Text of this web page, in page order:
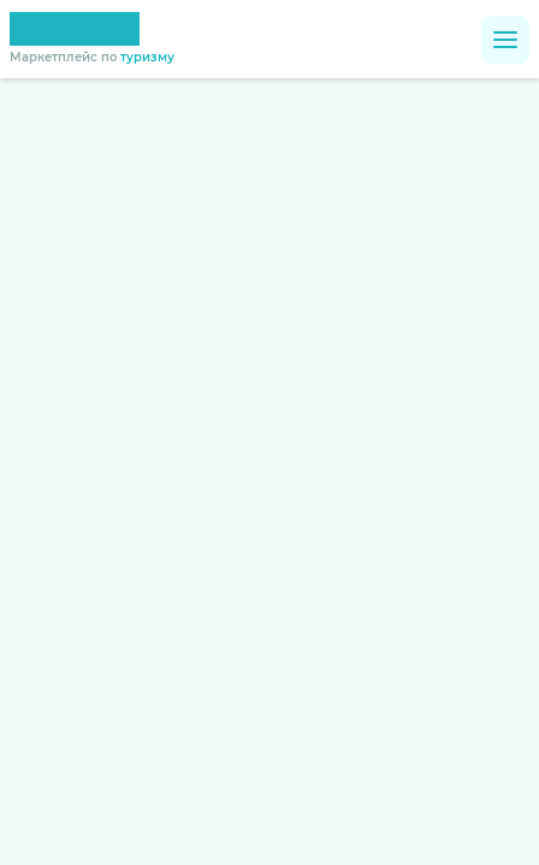
Маркетплейс по туризму